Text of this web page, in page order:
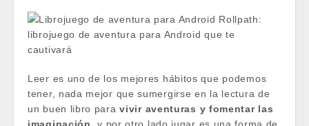
Leer es uno de los mejores hábitos que podemos
tener, nada mejor que sumergirse en la lectura de
un buen libro paravivir aventuras y fomentar las